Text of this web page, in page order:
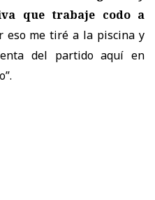
que trabaje codo a
eso me tiré a la piscina y
del partido aquí en